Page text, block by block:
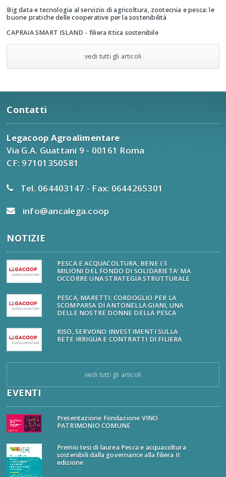
Big data e tecnologia al servizio di agricoltura, zootecnia e pesca: le
buone pratiche delle cooperative per la sostenibilità
CAPRAIA SMART ISLAND - filiera ittica sostenibile
vedi tutti gli articoli
Contatti
Legacoop Agroalimentare
Via G.A. Guattani 9 - 00161 Roma
CF: 97101350581
Tel. 064403147 - Fax: 0644265301
info@ancalega.coop
NOTIZIE
PESCA E ACQUACOLTURA, BENE I 3
MILIONI DEL FONDO DI SOLIDARIETA' MA
OCCORRE UNA STRATEGIA STRUTTURALE
PESCA, MARETTI: CORDOGLIO PER LA
SCOMPARSA DI ANTONELLA GIANI, UNA
DELLE NOSTRE DONNE DELLA PESCA
RISO, SERVONO INVESTIMENTI SULLA
RETE IRRIGUA E CONTRATTI DI FILIERA
vedi tutti gli articoli
EVENTI
Presentazione Fondazione VINO
PATRIMONIO COMUNE
Premio tesi di laurea Pesca e acquacoltura
sostenibili dalla governance alla filiera II
edizione